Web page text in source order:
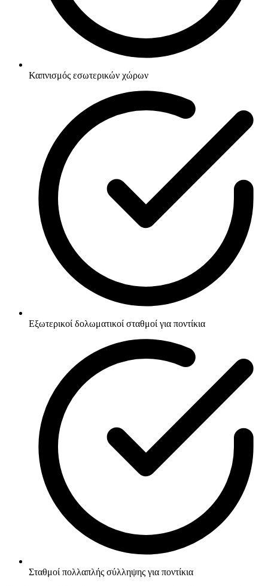
Καπνισμός εσωτερικών χώρων
Εξωτερικοί δολωματικοί σταθμοί για ποντίκια
Σταθμοί πολλαπλής σύλληψης για ποντίκια